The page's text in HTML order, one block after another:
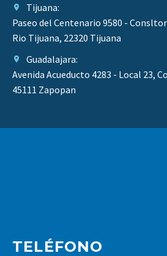
Tijuana:
Paseo del Centenario 9580 -
Rio Tijuana, 22320 Tijuana
Guadalajara:
Avenida Acueducto 4283 - Local 23,
45111 Zapopan
TELÉFONO